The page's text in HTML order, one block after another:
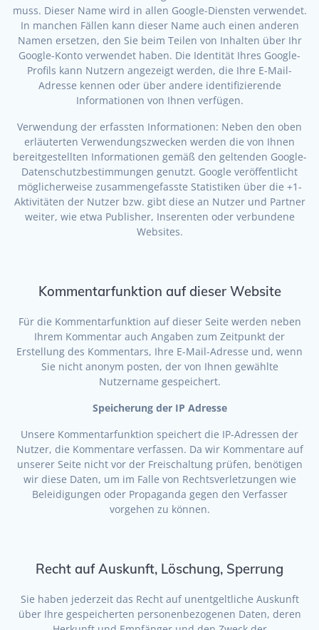
muss. Dieser Name wird in allen Google-Diensten verwendet.
In manchen Fällen kann dieser Name auch einen anderen
Namen ersetzen, den Sie beim Teilen von Inhalten über Ihr
Google-Konto verwendet haben. Die Identität Ihres Google-
Profils kann Nutzern angezeigt werden, die Ihre E-Mail-
Adresse kennen oder über andere identifizierende
Informationen von Ihnen verfügen.
Verwendung der erfassten Informationen: Neben den oben
erläuterten Verwendungszwecken werden die von Ihnen
bereitgestellten Informationen gemäß den geltenden Google-
Datenschutzbestimmungen genutzt. Google veröffentlicht
möglicherweise zusammengefasste Statistiken über die +1-
Aktivitäten der Nutzer bzw. gibt diese an Nutzer und Partner
weiter, wie etwa Publisher, Inserenten oder verbundene
Websites.
Kommentarfunktion auf dieser Website
Für die Kommentarfunktion auf dieser Seite werden neben
Ihrem Kommentar auch Angaben zum Zeitpunkt der
Erstellung des Kommentars, Ihre E-Mail-Adresse und, wenn
Sie nicht anonym posten, der von Ihnen gewählte
Nutzername gespeichert.
Speicherung der IP Adresse
Unsere Kommentarfunktion speichert die IP-Adressen der
Nutzer, die Kommentare verfassen. Da wir Kommentare auf
unserer Seite nicht vor der Freischaltung prüfen, benötigen
wir diese Daten, um im Falle von Rechtsverletzungen wie
Beleidigungen oder Propaganda gegen den Verfasser
vorgehen zu können.
Recht auf Auskunft, Löschung, Sperrung
Sie haben jederzeit das Recht auf unentgeltliche Auskunft
über Ihre gespeicherten personenbezogenen Daten, deren